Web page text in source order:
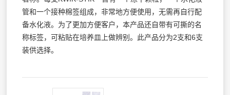
管和一个接种棉签组成，非常地方便使用，无需再自行配
备水化液。为了更加方便客户，本产品还自带有可撕的名
称标签，可粘贴在培养皿上做辨别。此产品分为2支和6支
装供选择。